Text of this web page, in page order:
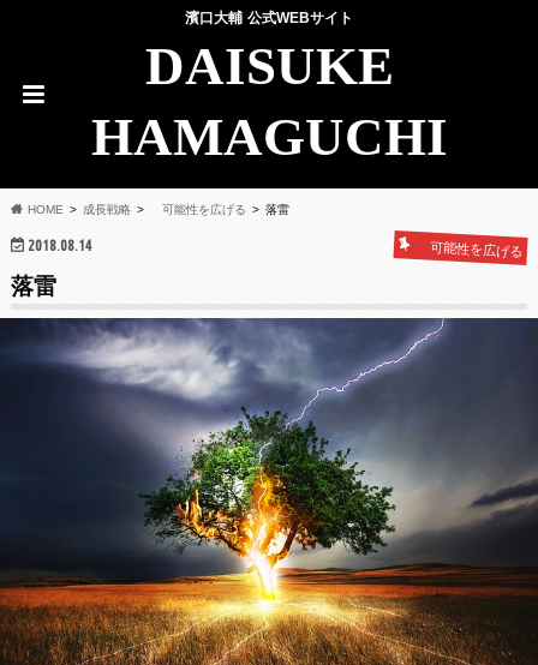
濱口大輔 公式WEBサイト
DAISUKE
HAMAGUCHI
HOME 成長戦略 可能性を広げる 落雷
2018.08.14 可能性を広げる
落雷